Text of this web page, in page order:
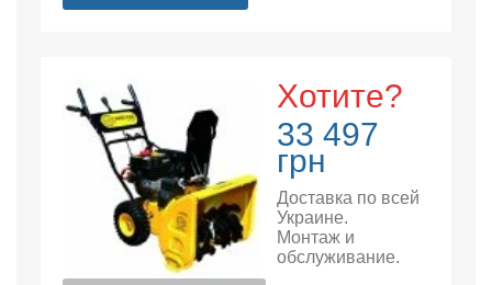
Хотите?
33 497
грн
Доставка по всей
Украине.
Монтаж и
обслуживание.